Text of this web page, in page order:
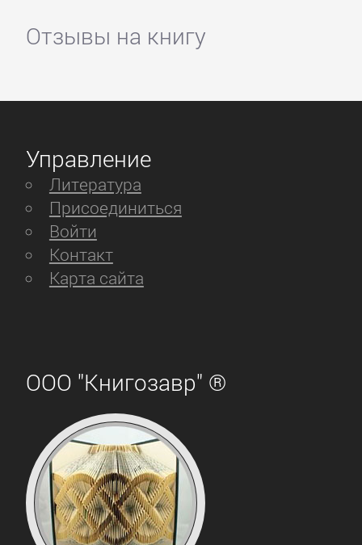
Отзывы на книгу
Управление
Литература
Присоединиться
Войти
Контакт
Карта сайта
ООО "Книгозавр" ®